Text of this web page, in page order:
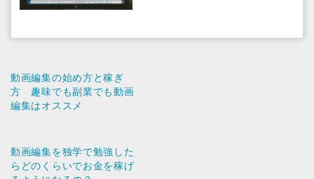
動画編集の始め方と稼ぎ
方 趣味でも副業でも動画
編集はオススメ
動画編集を独学で勉強した
らどのくらいでお金を稼げ